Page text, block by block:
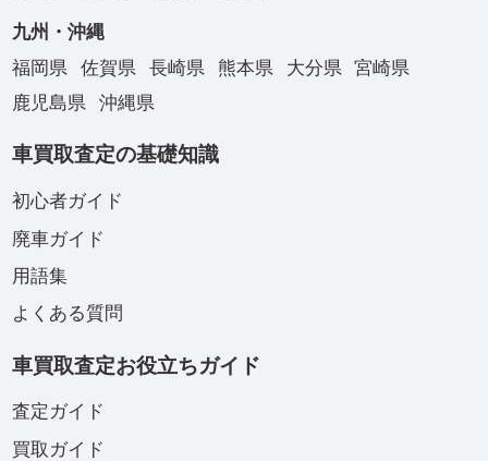
九州・沖縄
福岡県
佐賀県 長崎県 熊本県 大分県
宮崎県
鹿児島県
沖縄県
車買取査定の基礎知識
初心者ガイド
廃車ガイド
用語集
よくある質問
車買取査定お役立ちガイド
査定ガイド
買取ガイド